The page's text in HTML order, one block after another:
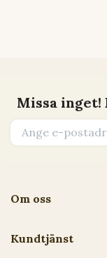
Missa
Om oss
Kundtjänst